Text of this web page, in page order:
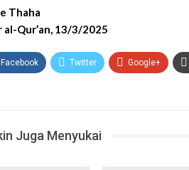
Thaha
al-Qur’an, 13/3/2025
Facebook Twitter Google+
Juga Menyukai